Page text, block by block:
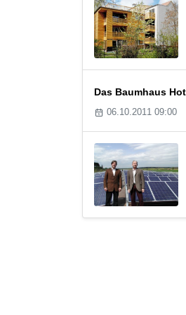
Das Baumhaus
06.10.2011 09:00